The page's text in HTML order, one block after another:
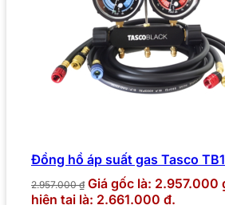
Đồng hồ áp suất gas Tasco
2.957.000₫ Giá gốc là: 2.957.000
hiện tại là: 2.661.000 ₫.